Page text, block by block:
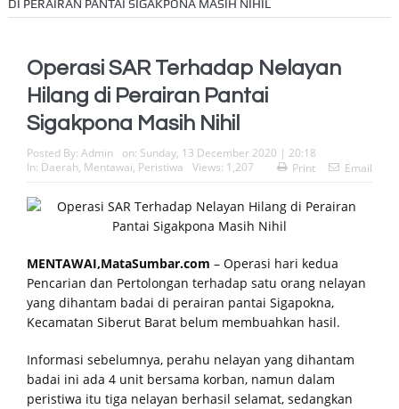
DI PERAIRAN PANTAI SIGAKPONA MASIH NIHIL
Operasi SAR Terhadap Nelayan
Hilang di Perairan Pantai
Sigakpona Masih Nihil
Posted By: Admin on: Sunday, 13 December 2020 | 20:18
In: Daerah, Mentawai, Peristiwa Views: 1,207 Print Email
MENTAWAI,MataSumbar.com – Operasi hari kedua
Pencarian dan Pertolongan terhadap satu orang nelayan
yang dihantam badai di perairan pantai Sigapokna,
Kecamatan Siberut Barat belum membuahkan hasil.
Informasi sebelumnya, perahu nelayan yang dihantam
badai ini ada 4 unit bersama korban, namun dalam
peristiwa itu tiga nelayan berhasil selamat, sedangkan